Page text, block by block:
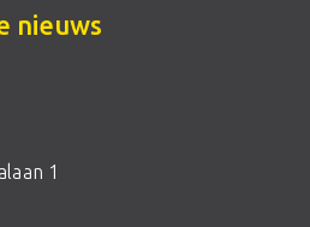
nieuws
1